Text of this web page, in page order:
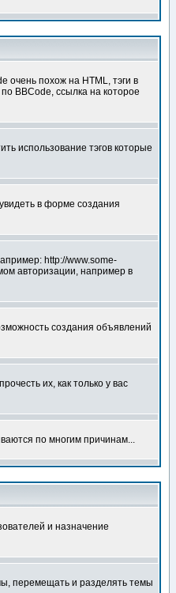
очень похож на HTML, тэги в
BBCode, ссылка на которое
использование тэгов которые
в форме создания
http://www.some-
авторизации, например в
создания объявлений
их, как только у вас
по многим причинам...
и назначение
перемещать и разделять темы